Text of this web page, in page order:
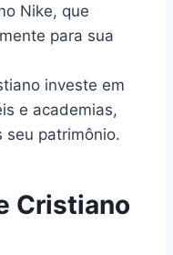
Nike, que
para sua
investe em
e academias,
seu patrimônio.
Cristiano